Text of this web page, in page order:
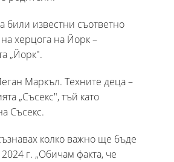
били известни съответно
херцога на Йорк –
„Йорк".
Маркъл. Техните деца –
„Съсекс", тъй като
Съсекс.
колко важно ще бъде
г. „Обичам факта, че